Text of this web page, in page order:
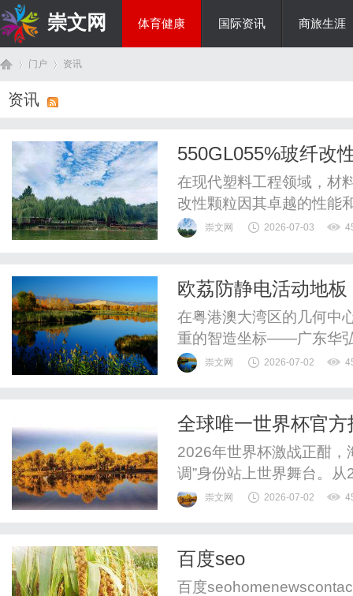
崇文网 体育健康 国际资讯 商旅生涯
门户 资讯
资讯
550GL055%玻纤改
在现代塑料工程领域，材
改性颗粒因其卓越的性能
点。本文将深入探讨
强材料的塑料颗粒，通常
崇文网 2026-07-03
欧荔防静电活动地
在粤港澳大湾区的几何中
重的智造坐标——广东华
华弘以六年深耕的定力,在
的生命力。承天地之气,立
崇文网 2026-07-02
全球唯一世界杯官
空气价值
2026年世界杯激战正酣，
调”身份站上世界舞台。
空调Ai家Ⅱ重磅登场，这
值”。在“十五五”开局之年...
崇文网 2026-07-02
百度seo
百度